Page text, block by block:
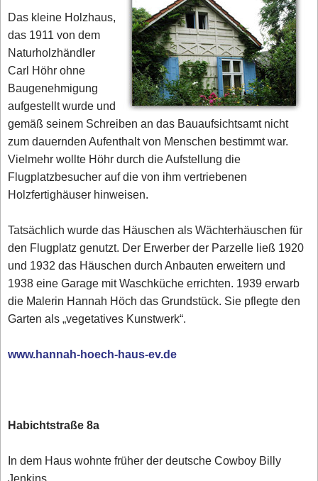
Das kleine Holzhaus,
das 1911 von dem
Naturholzhändler
Carl Höhr ohne
Baugenehmigung
aufgestellt wurde und
gemäß seinem Schreiben an das Bauaufsichtsamt nicht
zum dauernden Aufenthalt von Menschen bestimmt war.
Vielmehr wollte Höhr durch die Aufstellung die
Flugplatzbesucher auf die von ihm vertriebenen
Holzfertighäuser hinweisen.
Tatsächlich wurde das Häuschen als Wächterhäuschen für
den Flugplatz genutzt. Der Erwerber der Parzelle ließ 1920
und 1932 das Häuschen durch Anbauten erweitern und
1938 eine Garage mit Waschküche errichten. 1939 erwarb
die Malerin Hannah Höch das Grundstück. Sie pflegte den
Garten als „vegetatives Kunstwerk“.
www.hannah-hoech-haus-ev.de
Habichtstraße 8a
In dem Haus wohnte früher der deutsche Cowboy Billy